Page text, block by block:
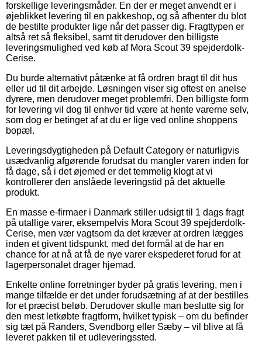
forskellige leveringsmåder. En der er meget anvendt er i
øjeblikket levering til en pakkeshop, og så afhenter du blot
de bestilte produkter lige når det passer dig. Fragttypen er
altså ret så fleksibel, samt tit derudover den billigste
leveringsmulighed ved køb af Mora Scout 39 spejderdolk-
Cerise.
Du burde alternativt påtænke at få ordren bragt til dit hus
eller ud til dit arbejde. Løsningen viser sig oftest en anelse
dyrere, men derudover meget problemfri. Den billigste form
for levering vil dog til enhver tid være at hente varerne selv,
som dog er betinget af at du er lige ved online shoppens
bopæl.
Leveringsdygtigheden på Default Category er naturligvis
usædvanlig afgørende forudsat du mangler varen inden for
få dage, så i det øjemed er det temmelig klogt at vi
kontrollerer den anslåede leveringstid på det aktuelle
produkt.
En masse e-firmaer i Danmark stiller udsigt til 1 dags fragt
på utallige varer, eksempelvis Mora Scout 39 spejderdolk-
Cerise, men vær vagtsom da det kræver at ordren lægges
inden et givent tidspunkt, med det formål at de har en
chance for at nå at få de nye varer ekspederet forud for at
lagerpersonalet drager hjemad.
Enkelte online forretninger byder på gratis levering, men i
mange tilfælde er det under forudsætning af at der bestilles
for et præcist beløb. Derudover skulle man beslutte sig for
den mest letkøbte fragtform, hvilket typisk – om du befinder
sig tæt på Randers, Svendborg eller Sæby – vil blive at få
leveret pakken til et udleveringssted.